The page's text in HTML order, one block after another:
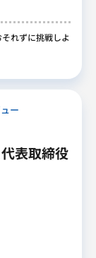
れずに挑戦しよ
ー
表取締役